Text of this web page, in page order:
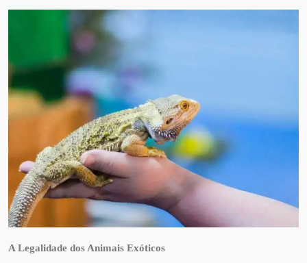
A Legalidade dos Animais Exóticos